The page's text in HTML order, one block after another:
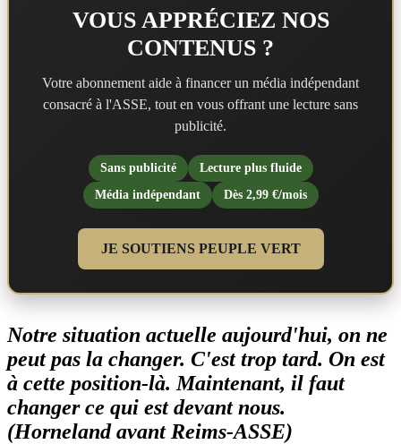
VOUS APPRÉCIEZ NOS
CONTENUS ?
Votre abonnement aide à financer un média indépendant
consacré à l'ASSE, tout en vous offrant une lecture sans
publicité.
Sans publicité
Lecture plus fluide
Média indépendant
Dès 2,99 €/mois
JE SOUTIENS PEUPLE VERT
Notre situation actuelle aujourd'hui, on ne
peut pas la changer. C'est trop tard. On est
à cette position-là. Maintenant, il faut
changer ce qui est devant nous.
(Horneland avant Reims-ASSE)